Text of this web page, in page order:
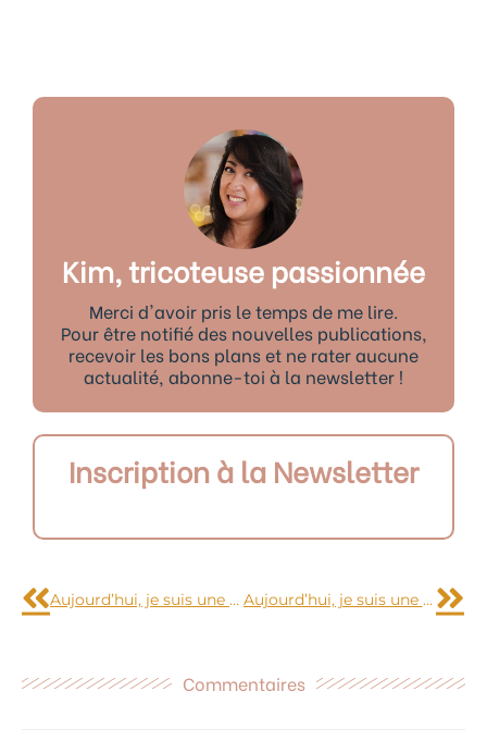
Kim, tricoteuse passionnée
Merci d'avoir pris le temps de me lire.
Pour être notifié des nouvelles publications,
recevoir les bons plans et ne rater aucune
actualité, abonne-toi à la newsletter !
Inscription à la Newsletter
Aujourd’hui, je suis une princesse… Aujourd’hui, je suis une princesse… (2)
Commentaires